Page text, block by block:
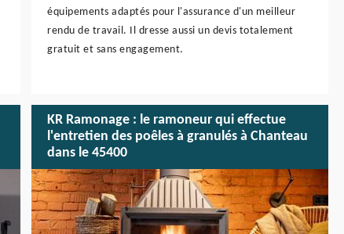
équipements adaptés pour l'assurance d'un meilleur
rendu de travail. Il dresse aussi un devis totalement
gratuit et sans engagement.
KR Ramonage : le ramoneur qui effectue
l'entretien des poêles à granulés à Chanteau
dans le 45400